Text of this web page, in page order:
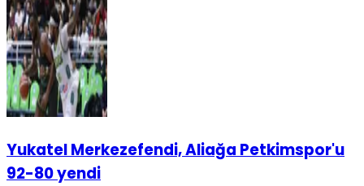
Yukatel Merkezefendi, Aliağa Petkimspor'u
92-80 yendi